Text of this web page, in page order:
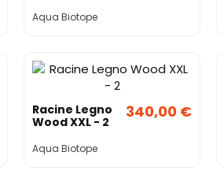
Aqua Biotope
Racine Legno
Wood XXL - 2
Aqua Biotope
340,00 €